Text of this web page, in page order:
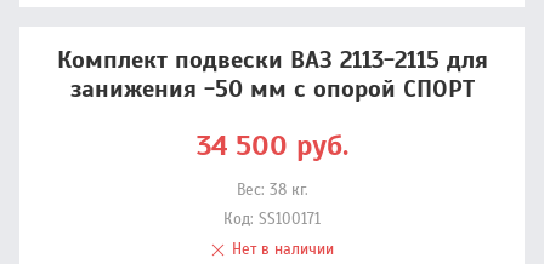
Комплект подвески ВАЗ 2113-2115 для
занижения -50 мм с опорой СПОРТ
34 500 руб.
Вес: 38кг.
Код: SS100171
Нет в наличии